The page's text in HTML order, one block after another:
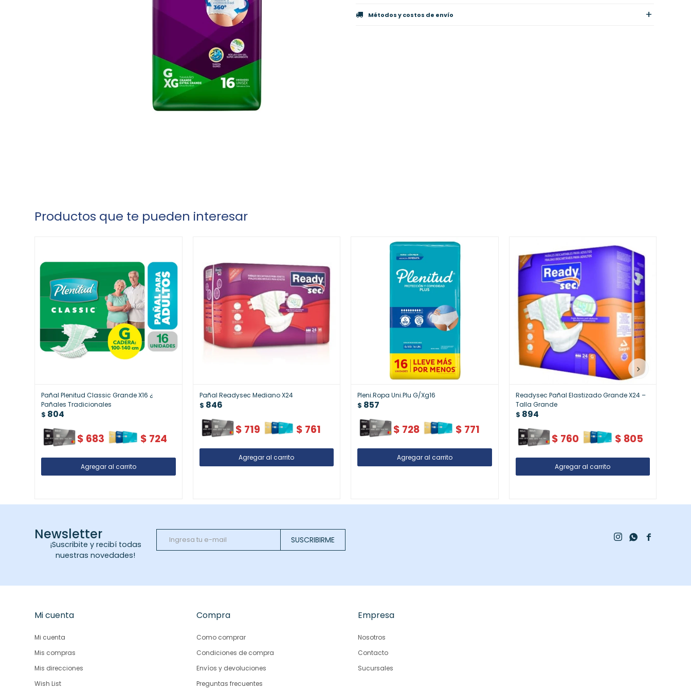
Métodos y costos de envío
Productos que te pueden interesar
Pañal Plenitud Classic Grande X16 ¿
Pañales Tradicionales
$ 804
$ 683 $ 724
Pañal Readysec Mediano X24
$ 846
$ 719 $ 761
Pleni.Ropa Uni.Plu G/Xg16
$ 857
$ 728 $ 771
Readysec Pañal Elastizado Grande X24 –
Talla Grande
$ 894
$ 760 $ 805
Newsletter
¡Suscribite y recibí todas
nuestras novedades!
SUSCRIBIRME 
 
Mi cuenta
Mi cuenta
Mis compras
Mis direcciones
Wish List
Compra
Como comprar
Condiciones de compra
Envíos y devoluciones
Preguntas frecuentes
Empresa
Nosotros
Contacto
Sucursales